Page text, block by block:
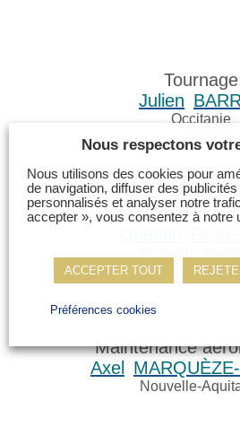
Tournage
Julien
Occitanie
Maintenance
Maintenance
Axel
Nouvelle-
Nous respectons
Nous utilisons des cookies pour
de navigation, diffuser des
personnalisés et analyser notre
accepter », vous consentez à notre
ACCEPTER TOUT
Préférences cookies